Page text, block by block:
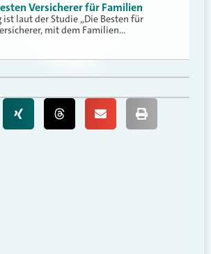
Versicherer für Familien
ist laut der Studie „Die Besten für
mit dem Familien…